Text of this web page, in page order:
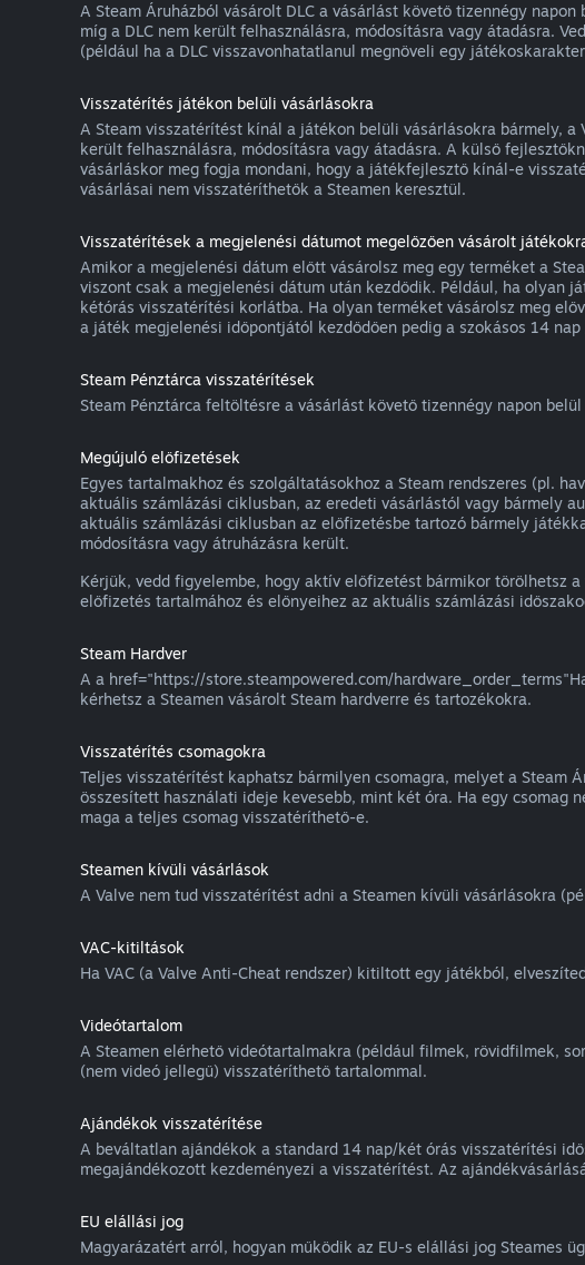
A Steam Áruházból vásárolt DLC a vásárlást követő tizennégy
míg a DLC nem került felhasználásra, módosításra vagy átadásra.
(például ha a DLC visszavonhatatlanul megnöveli egy
Visszatérítés játékon belüli vásárlásokra
A Steam visszatérítést kínál a játékon belüli vásárlásokra bármely,
került felhasználásra, módosításra vagy átadásra. A külső
vásárláskor meg fogja mondani, hogy a játékfejlesztő kínál-e
vásárlásai nem visszatéríthetők a Steamen keresztül.
Visszatérítések a megjelenési dátumot megelőzően vásárolt
Amikor a megjelenési dátum előtt vásárolsz meg egy terméket a
viszont csak a megjelenési dátum után kezdődik. Például, ha olyan
kétórás visszatérítési korlátba. Ha olyan terméket vásárolsz meg
a játék megjelenési időpontjától kezdődően pedig a szokásos 14
Steam Pénztárca visszatérítések
Steam Pénztárca feltöltésre a vásárlást követő tizennégy napon
Megújuló előfizetések
Egyes tartalmakhoz és szolgáltatásokhoz a Steam rendszeres (pl.
aktuális számlázási ciklusban, az eredeti vásárlástól vagy bármely
aktuális számlázási ciklusban az előfizetésbe tartozó bármely
módosításra vagy átruházásra került.
Kérjük, vedd figyelembe, hogy aktív előfizetést bármikor törölhetsz a
előfizetés tartalmához és előnyeihez az aktuális számlázási
Steam Hardver
A a href="https://store.steampowered.com/
kérhetsz a Steamen vásárolt Steam hardverre és tartozékokra.
Visszatérítés csomagokra
Teljes visszatérítést kaphatsz bármilyen csomagra, melyet a Steam
összesített használati ideje kevesebb, mint két óra. Ha egy csomag
maga a teljes csomag visszatéríthető-e.
Steamen kívüli vásárlások
A Valve nem tud visszatérítést adni a Steamen kívüli vásárlásokra
VAC-kitiltások
Ha VAC (a Valve Anti-Cheat rendszer) kitiltott egy játékból,
Videótartalom
A Steamen elérhető videótartalmakra (például filmek, rövidfilmek,
(nem videó jellegű) visszatéríthető tartalommal.
Ajándékok visszatérítése
A beváltatlan ajándékok a standard 14 nap/két órás visszatérítési
megajándékozott kezdeményezi a visszatérítést. Az
EU elállási jog
Magyarázatért arról, hogyan működik az EU-s elállási jog Steames